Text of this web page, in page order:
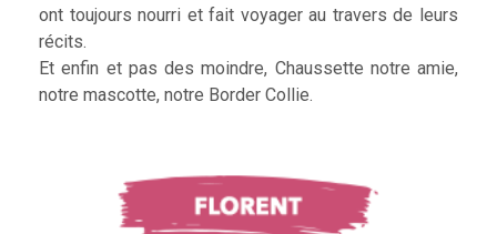
ont toujours nourri et fait voyager au travers de leurs
récits.
Et enfin et pas des moindre, Chaussette notre amie,
notre mascotte, notre Border Collie.